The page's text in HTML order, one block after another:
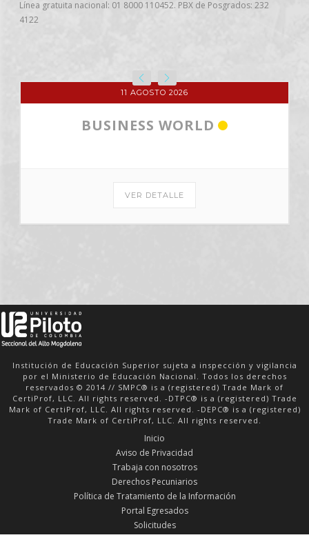
Línea gratuita nacional: 01 8000 110452. PBX de Posgrados: 232
4122
11 AGOSTO 2026
BUSINESS WORLD
VER DETALLE
Institución de Educación Superior sujeta a inspección y vigilancia
por el Ministerio de Educación Nacional. Todos los derechos
reservados © 2014 // SMPC® is a (registered) Trade Mark of
CertiProf, LLC. All rights reserved. -DTPC® is a (registered) Trade
Mark of CertiProf, LLC. All rights reserved. -DEPC® is a (registered)
Trade Mark of CertiProf, LLC. All rights reserved.
Inicio
Aviso de Privacidad
Trabaja con nosotros
Derechos Pecuniarios
Política de Tratamiento de la Información
Portal Egresados
Solicitudes